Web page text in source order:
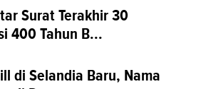
Surat Terakhir 30
400 Tahun B...
di Selandia Baru, Nama